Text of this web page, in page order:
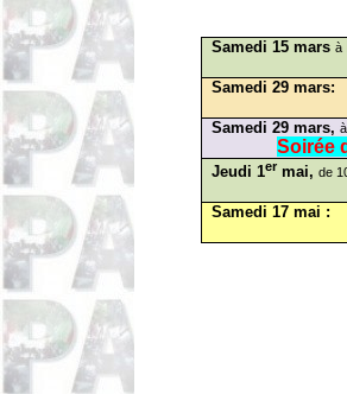
Samedi 15 mars à
Samedi 29 mars:
Samedi 29 mars,
Soirée
Jeudi 1er mai, de
Samedi 17 mai :